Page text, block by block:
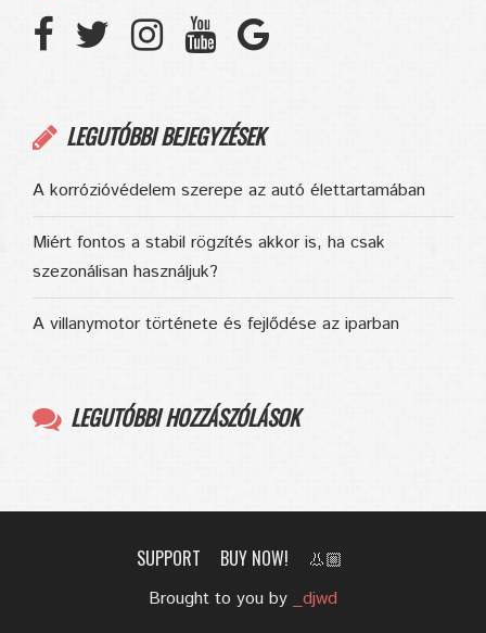
LEGUTÓBBI BEJEGYZÉSEK
A korrózióvédelem szerepe az autó élettartamában
Miért fontos a stabil rögzítés akkor is, ha csak
szezonálisan használjuk?
A villanymotor története és fejlődése az iparban
LEGUTÓBBI HOZZÁSZÓLÁSOK
Brought to you by _djwd
SUPPORT BUY NOW! 👃🏼